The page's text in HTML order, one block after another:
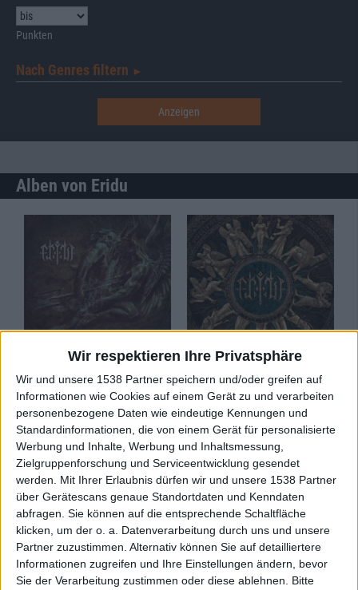
Wir respektieren Ihre Privatsphäre
Wir und unsere 1538 Partner speichern und/oder greifen auf
Informationen wie Cookies auf einem Gerät zu und verarbeiten
personenbezogene Daten wie eindeutige Kennungen und
Standardinformationen, die von einem Gerät für personalisierte
Werbung und Inhalte, Werbung und Inhaltsmessung,
Zielgruppenforschung und Serviceentwicklung gesendet
werden. Mit Ihrer Erlaubnis dürfen wir und unsere 1538 Partner
über Gerätescans genaue Standortdaten und Kenndaten
abfragen. Sie können auf die entsprechende Schaltfläche
klicken, um der o. a. Datenverarbeitung durch uns und unsere
Partner zuzustimmen. Alternativ können Sie auf detailliertere
Informationen zugreifen und Ihre Einstellungen ändern, bevor
Sie der Verarbeitung zustimmen oder diese ablehnen. Bitte
Punkten
Nach Genres filtern ►︎
Alben von Eridu
7/10
Eridu
Enuma Elish
7/10
Review
Eridu
Lugalbanda
Aktuell